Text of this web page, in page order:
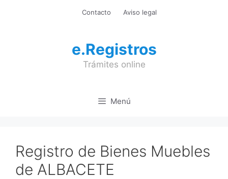
Contacto Aviso legal
e.Registros
Trámites online
Menú
Registro de Bienes Muebles
de ALBACETE